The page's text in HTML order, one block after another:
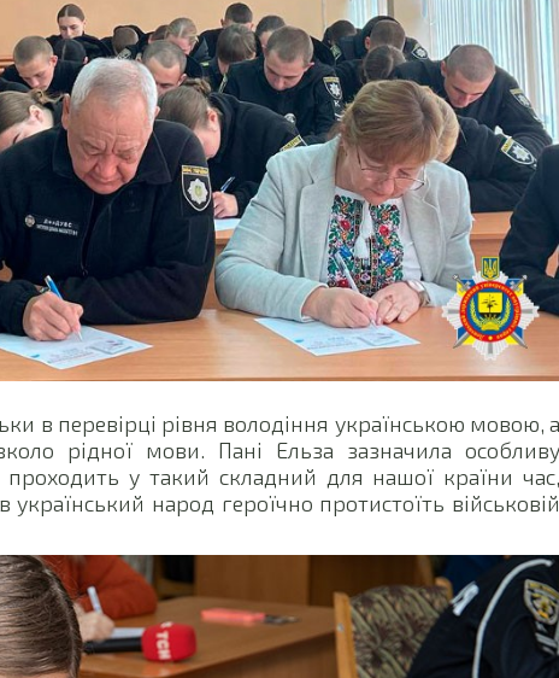
в перевірці рівня володіння українською мовою, а
рідної мови. Пані Ельза зазначила особливу
проходить у такий складний для нашої країни час,
народ героїчно протистоїть військовій